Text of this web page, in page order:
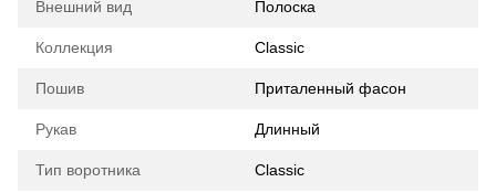
Внешний вид Полоска
Коллекция Classic
Пошив Приталенный фасон
Рукав Длинный
Тип воротника Classic